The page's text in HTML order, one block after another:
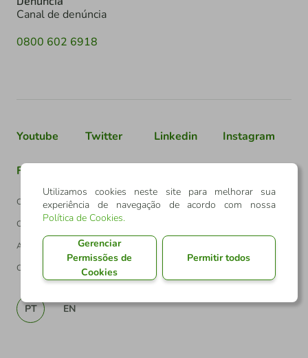
Canal de denúncia
0800 602 6918
Youtube Twitter Linkedin Instagram
Facebook
Confederação Sicredi
CNPJ: 03.795.072/0001-60
Av. Assis Brasil, 3940, J. Lindóia - Porto Alegre
CEP: 91010-003
PT EN
Utilizamos cookies neste site para melhorar sua
experiência de navegação de acordo com nossa
Política de Cookies.
Gerenciar
Permissões de
Cookies
Permitir todos